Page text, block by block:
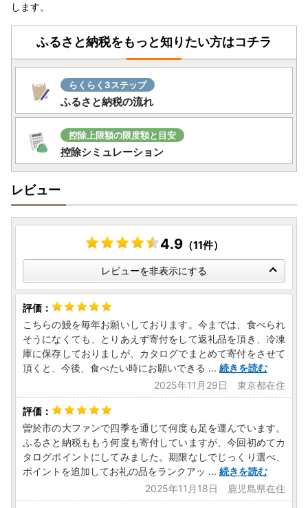
します。
ふるさと納税をもっと知りたい方はコチラ
らくらく3ステップ
ふるさと納税の流れ
控除上限額の限度額と目安
控除シミュレーション
レビュー
4.9（11件）
レビューを非表示にする
こちらの鰻を毎年お願いしております。今までは、食べられ
そうになくても、とりあえず寄付をして返礼品を頂き、冷凍
庫に保存しておりましが、カタログでまとめて寄付をさせて
頂くと、今後、食べたい時にお願いできる ... 続きを読む
2025年11月29日 東京都在住
曽於市の大ファンで四季を通じて何度も足を運んでいます。
ふるさと納税ももう何度も寄付していますが、今回初めてカ
タログポイントにしてみました。期限なしでじっくり選べ、
ポイントを追加してお礼の品をランクアッ ... 続きを読む
2025年11月18日 鹿児島県在住